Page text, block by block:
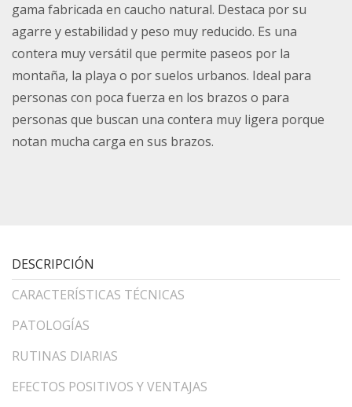
gama fabricada en caucho natural. Destaca por su
agarre y estabilidad y peso muy reducido. Es una
contera muy versátil que permite paseos por la
montaña, la playa o por suelos urbanos. Ideal para
personas con poca fuerza en los brazos o para
personas que buscan una contera muy ligera porque
notan mucha carga en sus brazos.
DESCRIPCIÓN
CARACTERÍSTICAS TÉCNICAS
PATOLOGÍAS
RUTINAS DIARIAS
EFECTOS POSITIVOS Y VENTAJAS